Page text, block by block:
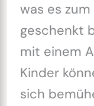
was es
geschenkt
mit einem
Kinder
sich